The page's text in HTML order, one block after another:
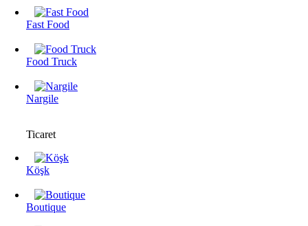
Fast Food
Food Truck
Nargile
Ticaret
Köşk
Boutique